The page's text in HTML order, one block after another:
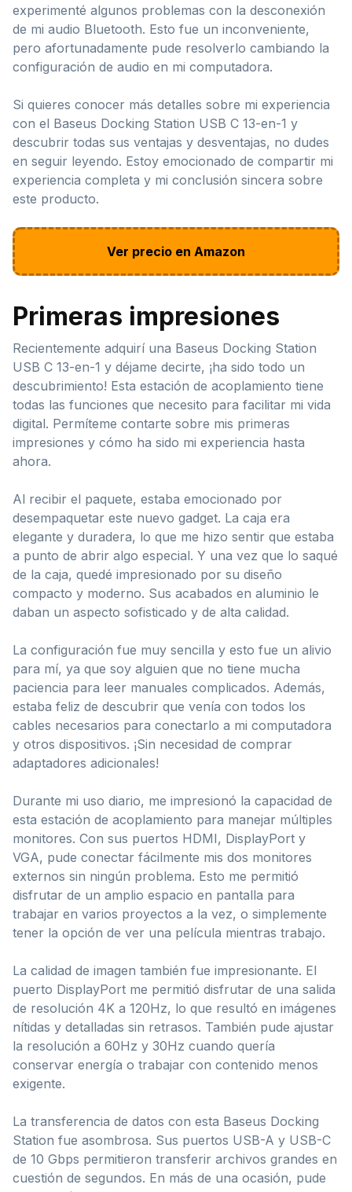
experimenté algunos problemas con la desconexión
de mi audio Bluetooth. Esto fue un inconveniente,
pero afortunadamente pude resolverlo cambiando la
configuración de audio en mi computadora.
Si quieres conocer más detalles sobre mi experiencia
con el Baseus Docking Station USB C 13-en-1 y
descubrir todas sus ventajas y desventajas, no dudes
en seguir leyendo. Estoy emocionado de compartir mi
experiencia completa y mi conclusión sincera sobre
este producto.
Ver precio en Amazon
Primeras impresiones
Recientemente adquirí una Baseus Docking Station
USB C 13-en-1 y déjame decirte, ¡ha sido todo un
descubrimiento! Esta estación de acoplamiento tiene
todas las funciones que necesito para facilitar mi vida
digital. Permíteme contarte sobre mis primeras
impresiones y cómo ha sido mi experiencia hasta
ahora.
Al recibir el paquete, estaba emocionado por
desempaquetar este nuevo gadget. La caja era
elegante y duradera, lo que me hizo sentir que estaba
a punto de abrir algo especial. Y una vez que lo saqué
de la caja, quedé impresionado por su diseño
compacto y moderno. Sus acabados en aluminio le
daban un aspecto sofisticado y de alta calidad.
La configuración fue muy sencilla y esto fue un alivio
para mí, ya que soy alguien que no tiene mucha
paciencia para leer manuales complicados. Además,
estaba feliz de descubrir que venía con todos los
cables necesarios para conectarlo a mi computadora
y otros dispositivos. ¡Sin necesidad de comprar
adaptadores adicionales!
Durante mi uso diario, me impresionó la capacidad de
esta estación de acoplamiento para manejar múltiples
monitores. Con sus puertos HDMI, DisplayPort y
VGA, pude conectar fácilmente mis dos monitores
externos sin ningún problema. Esto me permitió
disfrutar de un amplio espacio en pantalla para
trabajar en varios proyectos a la vez, o simplemente
tener la opción de ver una película mientras trabajo.
La calidad de imagen también fue impresionante. El
puerto DisplayPort me permitió disfrutar de una salida
de resolución 4K a 120Hz, lo que resultó en imágenes
nítidas y detalladas sin retrasos. También pude ajustar
la resolución a 60Hz y 30Hz cuando quería
conservar energía o trabajar con contenido menos
exigente.
La transferencia de datos con esta Baseus Docking
Station fue asombrosa. Sus puertos USB-A y USB-C
de 10 Gbps permitieron transferir archivos grandes en
cuestión de segundos. En más de una ocasión, pude